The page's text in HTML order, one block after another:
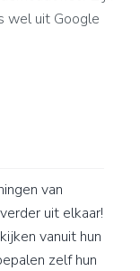
wel uit Google
van
uit elkaar!
vanuit hun
zelf hun